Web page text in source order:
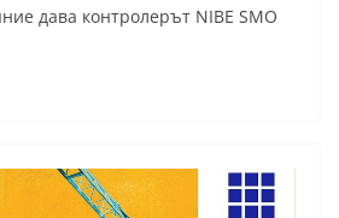
дава контролерът NIBE SMO